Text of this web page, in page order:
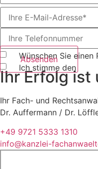
Wünschen Sie einen
Ich stimme den
Absenden
Ihr Erfolg ist
Ihr Fach- und
Dr. Auffermann / Dr.
+49 9721 5333 1310
info@kanzlei-